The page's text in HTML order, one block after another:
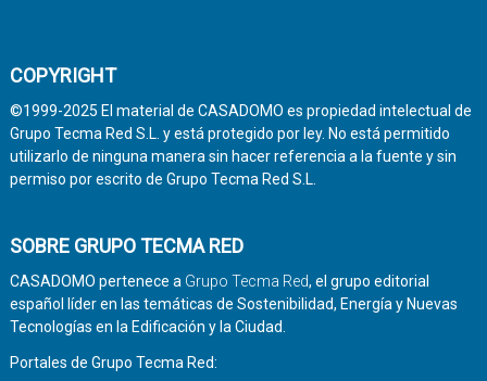
COPYRIGHT
©1999-2025 El material de CASADOMO es propiedad intelectual de
Grupo Tecma Red S.L. y está protegido por ley. No está permitido
utilizarlo de ninguna manera sin hacer referencia a la fuente y sin
permiso por escrito de Grupo Tecma Red S.L.
SOBRE GRUPO TECMA RED
CASADOMO pertenece a Grupo Tecma Red, el grupo editorial
español líder en las temáticas de Sostenibilidad, Energía y Nuevas
Tecnologías en la Edificación y la Ciudad.
Portales de Grupo Tecma Red: